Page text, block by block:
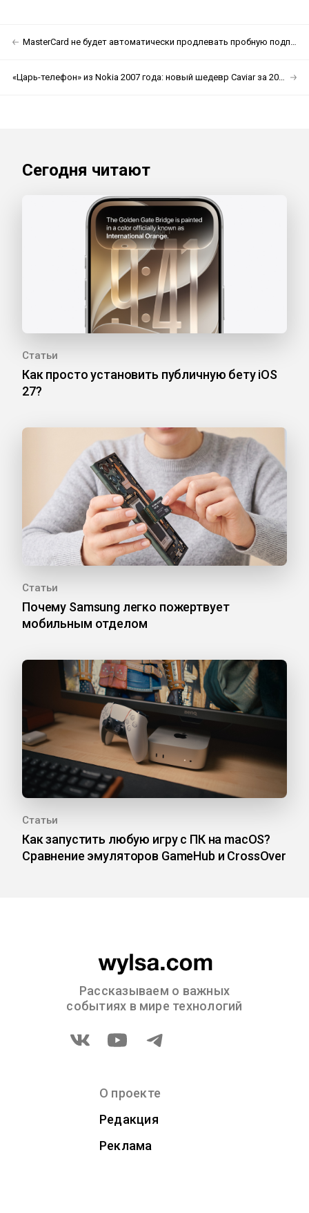
MasterCard не будет автоматически продлевать пробную подписку (UPD: нет)
«Царь-телефон» из Nokia 2007 года: новый шедевр Caviar за 200 тысяч рублей
Сегодня читают
Статьи
Как просто установить публичную бету iOS
27?
Статьи
Почему Samsung легко пожертвует
мобильным отделом
Статьи
Как запустить любую игру с ПК на macOS?
Сравнение эмуляторов GameHub и CrossOver
Рассказываем о важных
событиях в мире технологий
О проекте
Редакция
Реклама